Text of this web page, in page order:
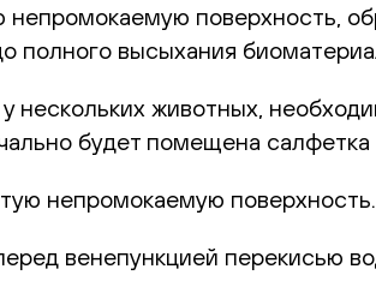
поверхность,
полного высыхания
животных,
будет помещена
непромокаемую поверхность.
венепункцией перекисью